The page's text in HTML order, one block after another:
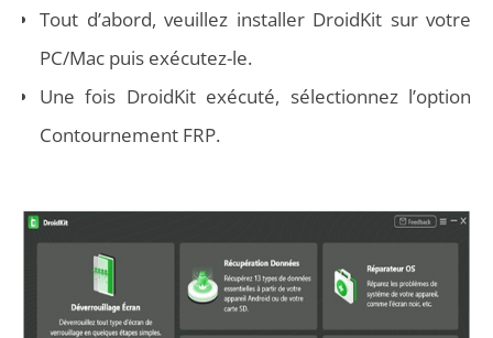
Tout d’abord, veuillez installer DroidKit sur votre
PC/Mac puis exécutez-le.
Une fois DroidKit exécuté, sélectionnez l’option
Contournement FRP.